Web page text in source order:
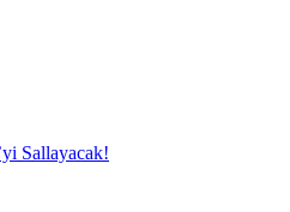
Sallayacak!